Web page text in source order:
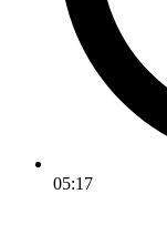
05:17